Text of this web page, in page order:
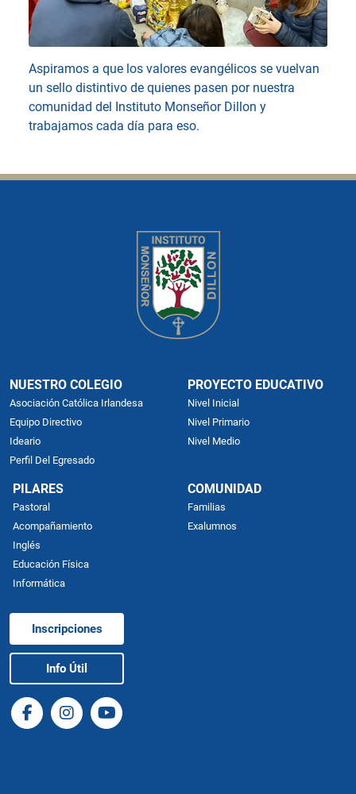
Aspiramos a que los valores evangélicos se vuelvan
un sello distintivo de quienes pasen por nuestra
comunidad del Instituto Monseñor Dillon y
trabajamos cada día para eso.
NUESTRO COLEGIO
Asociación Católica Irlandesa
Equipo Directivo
Ideario
Perfil Del Egresado
PROYECTO EDUCATIVO
Nivel Inicial
Nivel Primario
Nivel Medio
PILARES
Pastoral
Acompañamiento
Inglés
Educación Física
Informática
COMUNIDAD
Familias
Exalumnos
Inscripciones
Info Útil